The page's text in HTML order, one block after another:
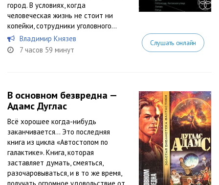
город. В условиях, когда
человеческая жизнь не стоит ни
копейки, сотрудники уголовного...
Владимир Князев
7 часов 59 минут
Слушать онлайн
В основном безвредна —
Адамс Дуглас
Всё хорошее когда-нибудь
заканчивается… Это последняя
книга из цикла «Автостопом по
галактике». Книга, которая
заставляет думать, смеяться,
разочаровываться, и в то же время,